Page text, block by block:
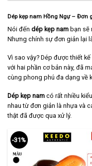
Dép kẹp nam Hồng Ngự – Đơn
Nói đến dép kẹp nam bạn sẽ
Nhưng chính sự đơn giản lại
Vì sao vậy? Dép được thiết
với hai phần cơ bản này, đã
cùng phong phú đa dạng về
Dép kẹp nam có rất nhiều
nhau từ đơn giản là nhựa và
thật đã được qua xử lý.
-31%